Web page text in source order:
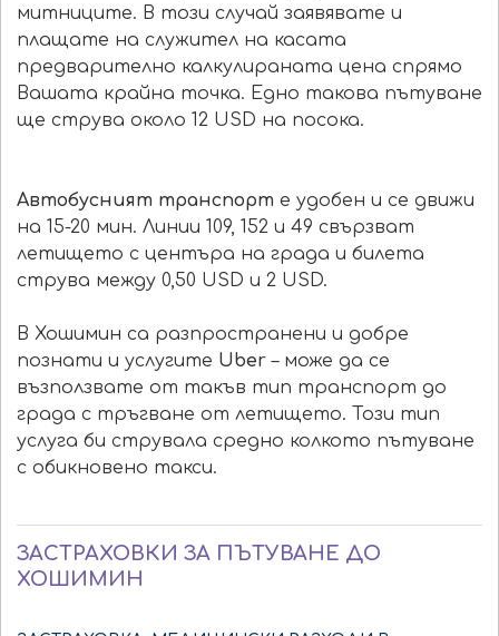
митниците. В този случай заявявате и
плащате на служител на касата
предварително калкулираната цена спрямо
Вашата крайна точка. Едно такова пътуване
ще струва около 12 USD на посока.
Автобусният транспорт е удобен и се движи
на 15-20 мин. Линии 109, 152 и 49 свързват
летището с центъра на града и билета
струва между 0,50 USD и 2 USD.
В Хошимин са разпространени и добре
познати и услугите Uber– може да се
възползвате от такъв тип транспорт до
града с тръгване от летището. Този тип
услуга би струвала средно колкото пътуване
с обикновено такси.
ЗАСТРАХОВКИ ЗА ПЪТУВАНЕ ДО
ХОШИМИН